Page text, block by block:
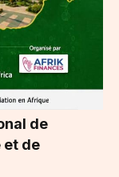
de
et de